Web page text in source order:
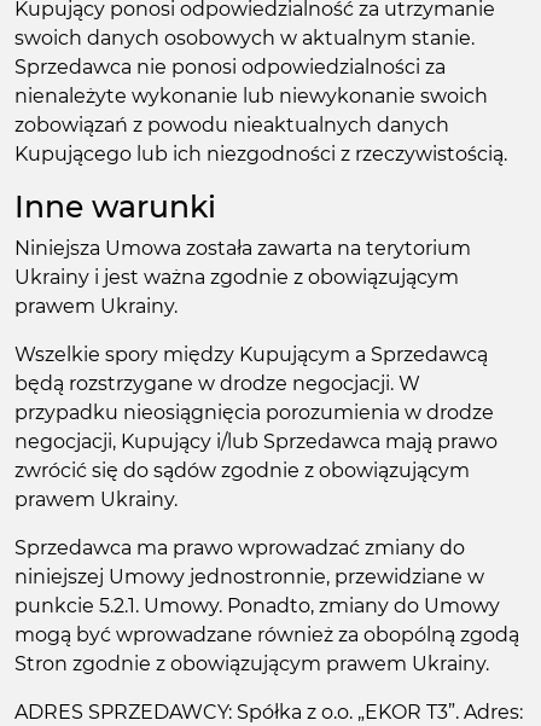
Kupujący ponosi odpowiedzialność za utrzymanie
swoich danych osobowych w aktualnym stanie.
Sprzedawca nie ponosi odpowiedzialności za
nienależyte wykonanie lub niewykonanie swoich
zobowiązań z powodu nieaktualnych danych
Kupującego lub ich niezgodności z rzeczywistością.
Inne warunki
Niniejsza Umowa została zawarta na terytorium
Ukrainy i jest ważna zgodnie z obowiązującym
prawem Ukrainy.
Wszelkie spory między Kupującym a Sprzedawcą
będą rozstrzygane w drodze negocjacji. W
przypadku nieosiągnięcia porozumienia w drodze
negocjacji, Kupujący i/lub Sprzedawca mają prawo
zwrócić się do sądów zgodnie z obowiązującym
prawem Ukrainy.
Sprzedawca ma prawo wprowadzać zmiany do
niniejszej Umowy jednostronnie, przewidziane w
punkcie 5.2.1. Umowy. Ponadto, zmiany do Umowy
mogą być wprowadzane również za obopólną zgodą
Stron zgodnie z obowiązującym prawem Ukrainy.
ADRES SPRZEDAWCY: Spółka z o.o. „EKOR T3”. Adres: